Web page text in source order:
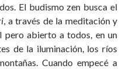
El budismo zen busca el
, a través de la meditación y
abierto a todos, en un
de la iluminación, los ríos
Cuando empecé a